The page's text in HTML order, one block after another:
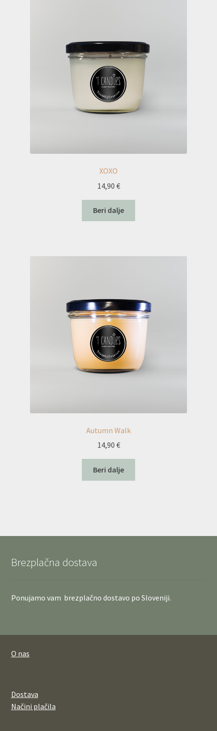
XOXO
14,90 €
Beri dalje
Autumn Walk
14,90 €
Beri dalje
Brezplačna dostava
Ponujamo vam brezplačno dostavo po Sloveniji.
O nas
Dostava
Načini plačila